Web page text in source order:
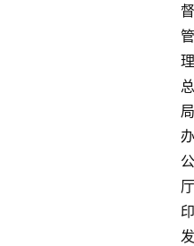
督
管
理
总
局
办
公
厅
印
发